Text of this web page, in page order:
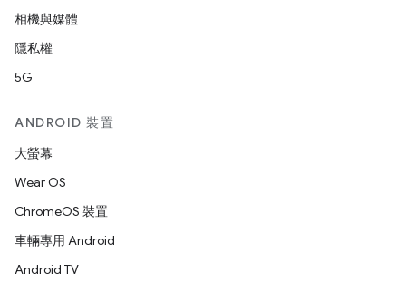
相機與媒體
隱私權
5G
ANDROID 裝置
大螢幕
Wear OS
ChromeOS 裝置
車輛專用 Android
Android TV